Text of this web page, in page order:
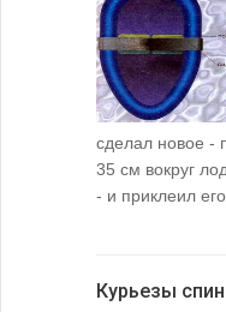
сделал новое -
35 см вокруг
- и приклеил
Курьезы